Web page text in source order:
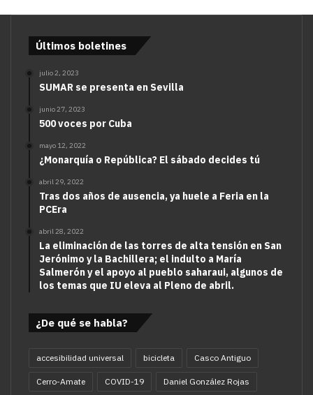
Últimos boletines
julio 2, 2023
SUMAR se presenta en Sevilla
junio 27, 2023
500 voces por Cuba
mayo 12, 2022
¿Monarquía o República? El sábado decides tú
abril 29, 2022
Tras dos años de ausencia, ya huele a Feria en la
PCEra
abril 28, 2022
La eliminación de las torres de alta tensión en San
Jerónimo y la Bachillera; el indulto a María
Salmerón y el apoyo al pueblo saharaui, algunos de
los temas que IU eleva al Pleno de abril.
¿De qué se habla?
accesibilidad universal bicicleta Casco Antiguo
Cerro-Amate COVID-19 Daniel González Rojas